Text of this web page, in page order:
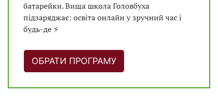
батарейки. Вища школа Головбуха
підзаряджає: освіта онлайн у зручний час і
будь-де ⚡
ОБРАТИ ПРОГРАМУ